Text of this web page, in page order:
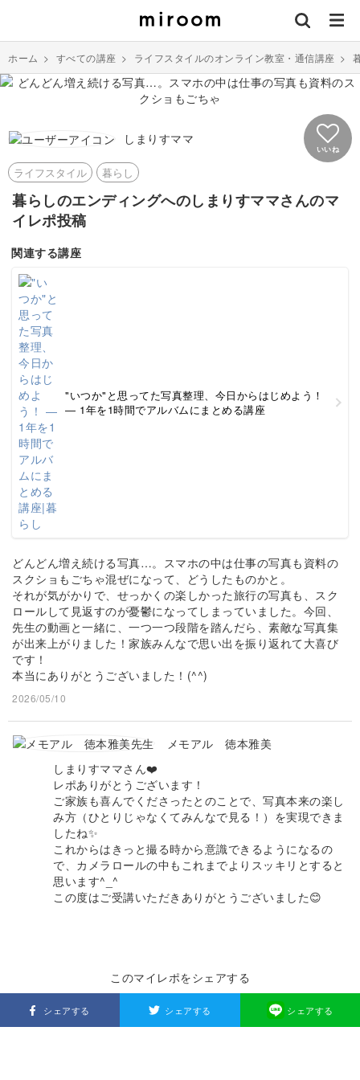
ホーム > すべての講座 > ライフスタイルのオンライン教室・通信講座 >
しまりすママ
いいね
ライフスタイル 暮らし
暮らしのエンディングへのしまりすママさんのマ
イレポ投稿
関連する講座
"いつか"と思ってた写真整理、今日からはじめよう！
― 1年を1時間でアルバムにまとめる講座
どんどん増え続ける写真…。スマホの中は仕事の写真も資料の
スクショもごちゃ混ぜになって、どうしたものかと。
それが気がかりで、せっかくの楽しかった旅行の写真も、スク
ロールして見返すのが憂鬱になってしまっていました。今回、
先生の動画と一緒に、一つ一つ段階を踏んだら、素敵な写真集
が出来上がりました！家族みんなで思い出を振り返れて大喜び
です！
本当にありがとうございました！(^^)
2026/05/10
メモアル 徳本雅美
しまりすママさん❤️
レポありがとうございます！
ご家族も喜んでくださったとのことで、写真本来の楽し
み方（ひとりじゃなくてみんなで見る！）を実現できま
したね✨
これからはきっと撮る時から意識できるようになるの
で、カメラロールの中もこれまでよりスッキリとすると
思います^_^
この度はご受講いただきありがとうございました😊
このマイレポをシェアする
シェアする シェアする シェアする